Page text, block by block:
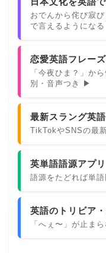
おでんから侘び寂
で言えるようにな
恋愛英語フレー
「今夜ひま？」か
別・音声つき ▶
最新スラング英
TikTokやSNSの最
英単語語源アプリ
語源をたどれば単
英語のトリビア
「へぇ〜」が止ま